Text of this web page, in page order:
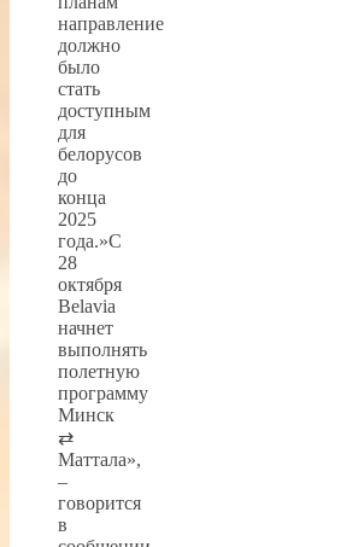
направление
должно
было
стать
доступным
для
белорусов
до
конца
2025
года.»С
28
октября
Belavia
начнет
выполнять
полетную
программу
Минск
⇄
Маттала»,
–
говорится
в